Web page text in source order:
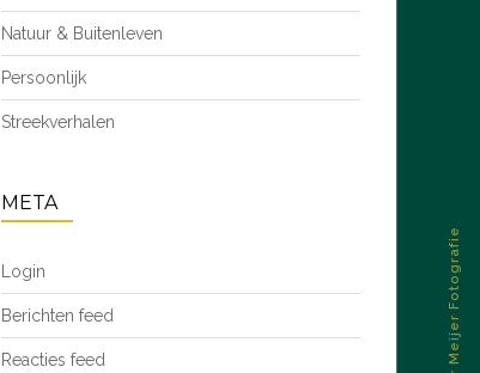
Natuur & Buitenleven
Persoonlijk
Streekverhalen
META
Login
Berichten feed
Reacties feed